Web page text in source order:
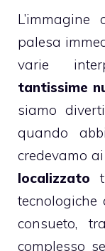
palesa
varie
tantissime
siamo
quando
credevamo
localizzato
tecnologiche
consueto,
complesso